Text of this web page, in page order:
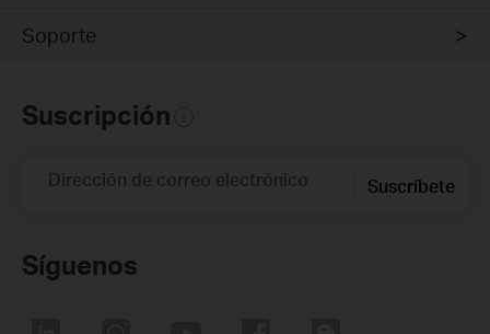
Soporte
Suscripción
Dirección de correo electrónico Suscríbete
Síguenos